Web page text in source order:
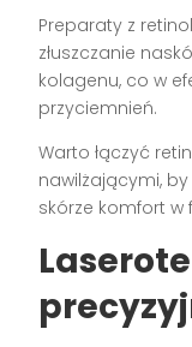
Preparaty z
złuszczanie
kolagenu, co w
przyciemnień.
Warto łączyć
nawilżającymi,
skórze komfort w